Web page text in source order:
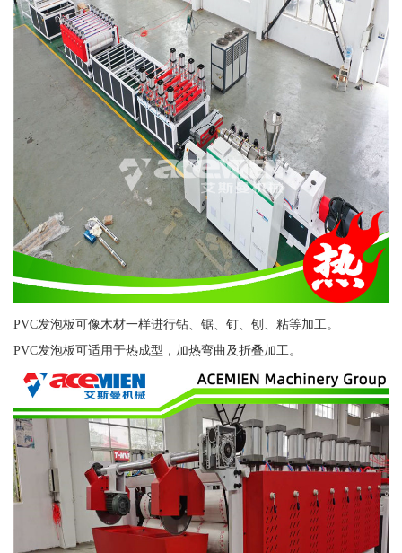
PVC发泡板可像木材一样进行钻、锯、钉、刨、粘等加工。
PVC发泡板可适用于热成型，加热弯曲及折叠加工。